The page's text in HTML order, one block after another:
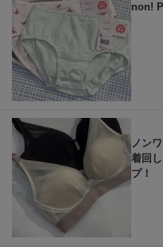
non!
ノン
着回
プ！